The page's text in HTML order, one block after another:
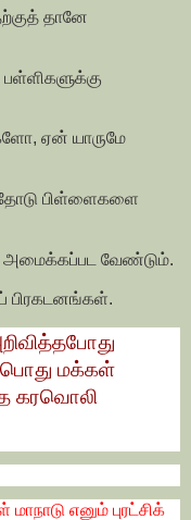
தானே
ஏன் யாருமே
பிள்ளைகளை
அமைக்கப்பட வேண்டும்.
பிரகடனங்கள்.
பொது மக்கள்
கரவொலி
எனும் புரட்சிக்